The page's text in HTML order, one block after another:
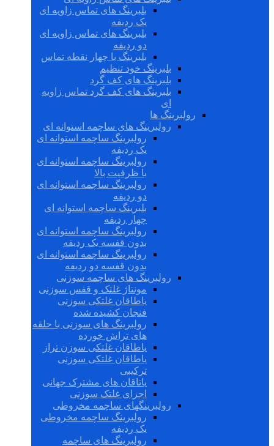
بلبرینگ های تماس زاویه ای
یک ردیفه
بلبرینگ های تماس زاویه ای
دو ردیفه
بلبرینگ با چهار نقطه تماس
بلبرینگ خود تنظیم
بلبرینگ های کف گرد
بلبرینگ های کف گرد تماس زاویه
ای
رولبرینگ ها
رولبرینگ های ساچمه استوانه ای
رولبرینگ ساچمه استوانه ای
یک ردیفه
رولبرینگ ساچمه استوانه ای
با ظرفیت بالا
رولبرینگ ساچمه استوانه ای
دو ردیفه
بلبرینگ ساچمه استوانه ای
چهار ردیفه
رولبرینگ ساچمه استوانه ای
بدون قفسه یک ردیفه
رولبرینگ ساچمه استوانه ای
بدون قفسه دو ردیفه
رولبرینگ های ساچمه سوزنی
مونتاژ غلتک و قفس سوزنی
یاطاقان غلتکی سوزنی
فنجان کشیده شده
رولبرینگ های سوزنی با حلقه
های تراش خورده
یاطاقان غلتکی سوزن تراز
یاطاقان غلتکی سوزنی
ترکیبی
یاتاقان های مشترک جهانی
اجزای غلتک سوزنی
رولبرینگهای ساچمه مخروطی
رولبرینگ ساچمه مخروطی
یک ردیفه
رولبرینگ های ساچمه